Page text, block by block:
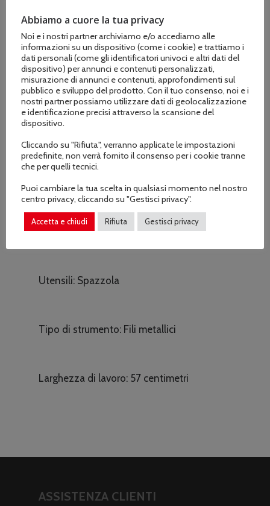
MotoreHonda: GCVX200
Cilindrata del motore:201 cc
Peso: 65 chili
Tipo di terreno consigliato:Superficie dura
Utensili: Spazzola
Tipo di strumento: Fili metallici
Larghezza di lavoro: 57 centimetri
ASSISTENZA CLIENTI
Abbiamo a cuore la tua privacy
Noi e i nostri partner archiviamo e/o accediamo alle
informazioni su un dispositivo (come i cookie) e trattiamo i
dati personali (come gli identificatori univoci e altri dati del
dispositivo) per annunci e contenuti personalizzati,
misurazione di annunci e contenuti, approfondimenti sul
pubblico e sviluppo del prodotto. Con il tuo consenso, noi e i
nostri partner possiamo utilizzare dati di geolocalizzazione
e identificazione precisi attraverso la scansione del
dispositivo.
Cliccando su "Rifiuta", verranno applicate le impostazioni
predefinite, non verrà fornito il consenso per i cookie tranne
che per quelli tecnici.
Puoi cambiare la tua scelta in qualsiasi momento nel nostro
centro privacy, cliccando su "Gestisci privacy".
Accetta e chiudi Rifiuta Gestisci privacy